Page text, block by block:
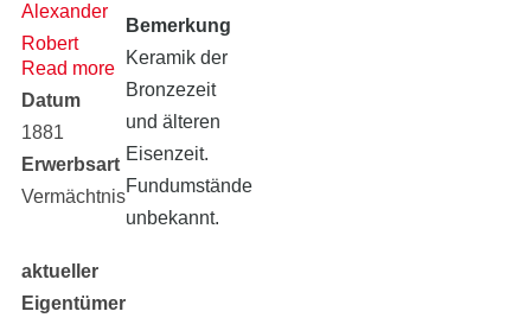
Alexander
Robert
Rosenberg
Read more
Datum
1881
Erwerbsart
Vermächtnis
aktueller
Eigentümer
Bemerkung
Keramik der
Bronzezeit
und älteren
Eisenzeit.
Fundumstände
unbekannt.